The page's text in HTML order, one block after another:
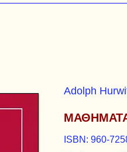
Αdolph
ISBN: 960-